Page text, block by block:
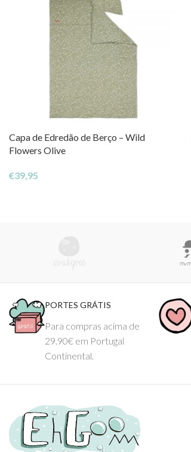
Capa de Edredão de Berço – Wild
Flowers Olive
€39,95
PORTES GRÁTIS
Para compras acima de
29.90€ em Portugal
Continental.